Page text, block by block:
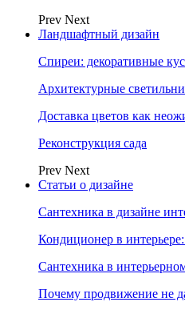
Prev Next
Ландшафтный дизайн
Спиреи: декоративные
Архитектурные
Доставка цветов как
Реконструкция сада
Prev Next
Статьи о дизайне
Сантехника в дизайне
Кондиционер в
Сантехника в
Почему продвижение не